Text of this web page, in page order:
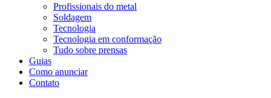
Profissionais do metal
Soldagem
Tecnologia
Tecnologia em conformação
Tudo sobre prensas
Guias
Como anunciar
Contato